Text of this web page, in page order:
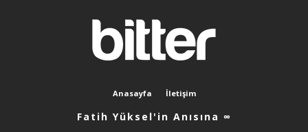
Anasayfa İletişim
Fatih Yüksel'in Anısına ∞